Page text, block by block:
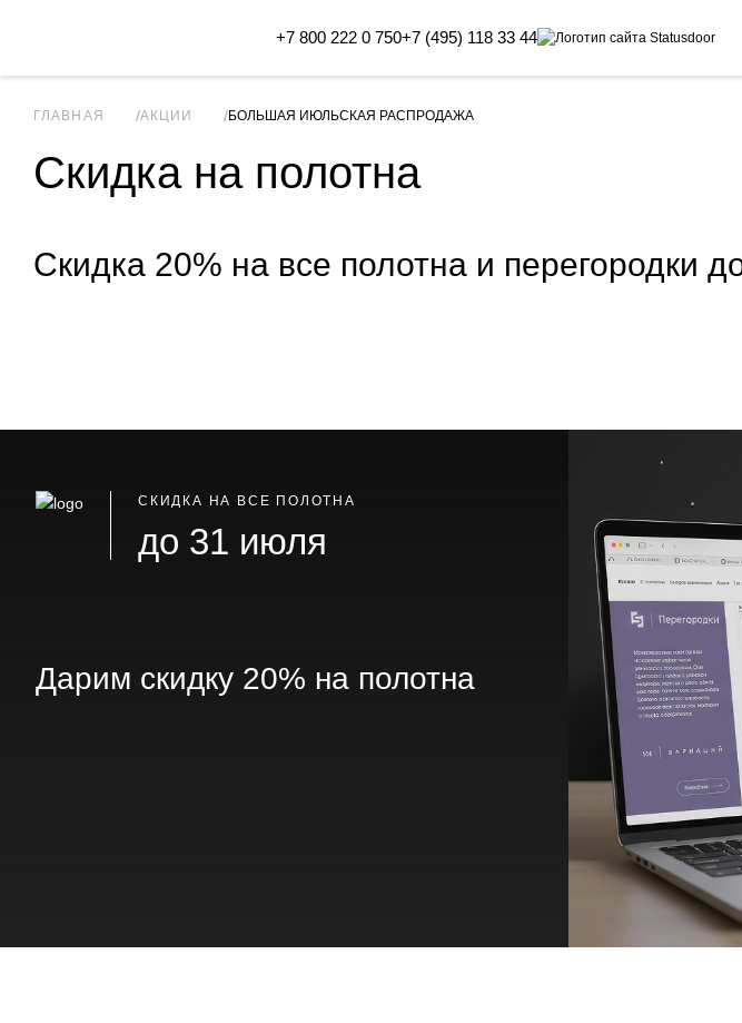
+7 800 222 0 750+7 (495) 118 33 44
ГЛАВНАЯ АКЦИИ БОЛЬШАЯ ИЮЛЬСКАЯ РАСПРОДАЖА
Скидка на полотна
Скидка 20% на все полотна и перегородки
СКИДКА НА ВСЕ ПОЛОТНА
до 31 июля
Дарим скидку 20% на полотна